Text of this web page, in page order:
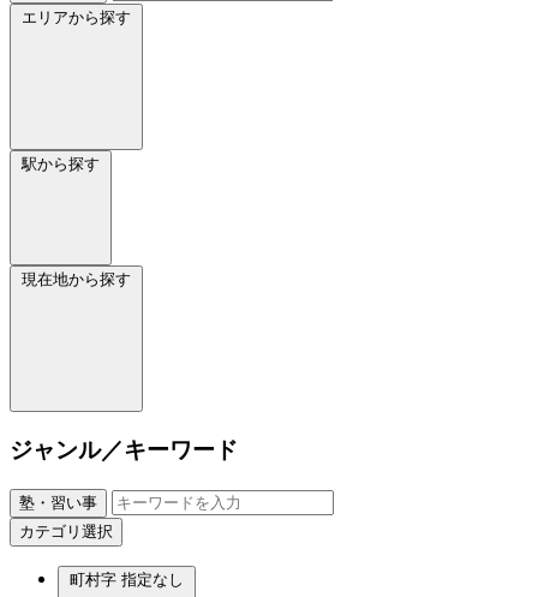
エリアから探す
駅から探す
現在地から探す
ジャンル／キーワード
塾・習い事
カテゴリ選択
町村字 指定なし